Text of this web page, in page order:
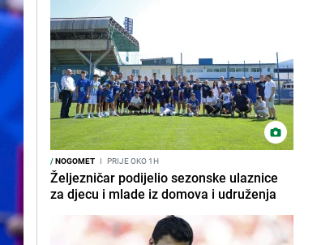
/NOGOMET I PRIJE OKO 1H
Željezničar podijelio sezonske ulaznice
za djecu i mlade iz domova i udruženja